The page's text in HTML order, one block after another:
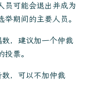
员可能会退出并成为
期间的主要人员。
，建议加一个仲裁
票。
，可以不加仲裁